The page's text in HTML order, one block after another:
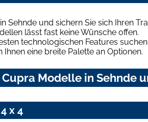
Sehnde und sichern Sie sich Ihren
lässt fast keine Wünsche offen.
technologischen Features
eine breite Palette an Optionen.
Modelle in Sehnde
x 4